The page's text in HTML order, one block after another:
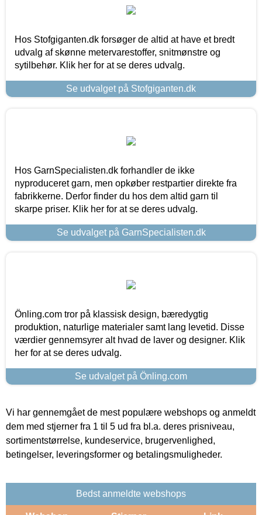
Hos Stofgiganten.dk forsøger de altid at have et bredt
udvalg af skønne metervarestoffer, snitmønstre og
sytilbehør. Klik her for at se deres udvalg.
Se udvalget på Stofgiganten.dk
Hos GarnSpecialisten.dk forhandler de ikke
nyproduceret garn, men opkøber restpartier direkte fra
fabrikkerne. Derfor finder du hos dem altid garn til
skarpe priser. Klik her for at se deres udvalg.
Se udvalget på GarnSpecialisten.dk
Önling.com tror på klassisk design, bæredygtig
produktion, naturlige materialer samt lang levetid. Disse
værdier gennemsyrer alt hvad de laver og designer. Klik
her for at se deres udvalg.
Se udvalget på Önling.com
Vi har gennemgået de mest populære webshops og anmeldt
dem med stjerner fra 1 til 5 ud fra bl.a. deres prisniveau,
sortimentstørrelse, kundeservice, brugervenlighed,
betingelser, leveringsformer og betalingsmuligheder.
Bedst anmeldte webshops